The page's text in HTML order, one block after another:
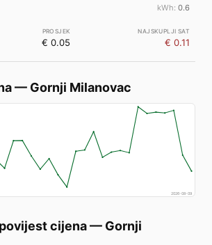
0.6
€ 0.05 € 0.11
— Gornji Milanovac
2026-08-09
cijena— Gornji